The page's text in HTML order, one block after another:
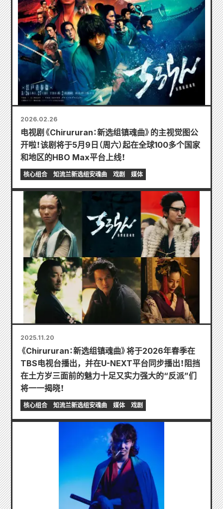
2026.02.26
电视剧《Chirururan：新选组镇魂曲》的主视觉图公
开啦！该剧将于5月9日（周六）起在全球100多个国家
和地区的HBO Max平台上线！
核心组合 知流兰新选组安魂曲 戏剧 媒体
2025.11.20
《Chirururan：新选组镇魂曲》将于2026年春季在
TBS电视台播出，并在U-NEXT平台同步播出！阻挡
在土方岁三面前的魅力十足又实力强大的“反派”们
将一一揭晓！
核心组合 知流兰新选组安魂曲 媒体 戏剧